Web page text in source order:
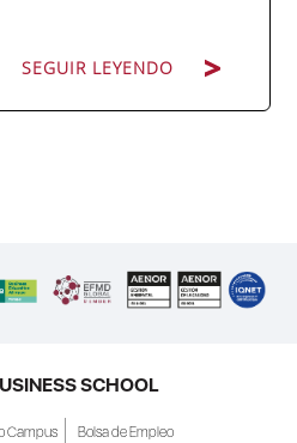
SEGUIR LEYENDO
está dirigido a
demandantes de
(50%), además
SCHOOL
Campus Bolsa de Empleo